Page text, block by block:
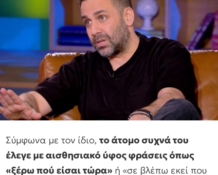
Σύμφωνα με τον ίδιο, το άτομο συχνά του
έλεγε με αισθησιακό ύφος φράσεις όπως
«ξέρω πού είσαι τώρα» ή «σε βλέπω εκεί που